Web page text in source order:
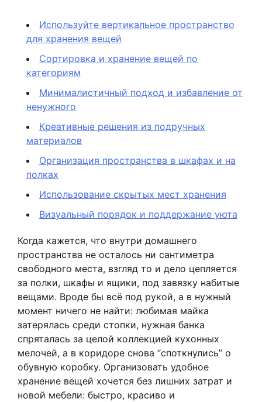
Используйте вертикальное пространство
для хранения вещей
Сортировка и хранение вещей по
категориям
Минималистичный подход и избавление от
ненужного
Креативные решения из подручных
материалов
Организация пространства в шкафах и на
полках
Использование скрытых мест хранения
Визуальный порядок и поддержание уюта
Когда кажется, что внутри домашнего
пространства не осталось ни сантиметра
свободного места, взгляд то и дело цепляется
за полки, шкафы и ящики, под завязку набитые
вещами. Вроде бы всё под рукой, а в нужный
момент ничего не найти: любимая майка
затерялась среди стопки, нужная банка
спряталась за целой коллекцией кухонных
мелочей, а в коридоре снова “споткнулись” о
обувную коробку. Организовать удобное
хранение вещей хочется без лишних затрат и
новой мебели: быстро, красиво и